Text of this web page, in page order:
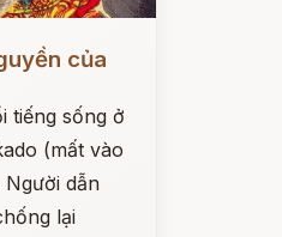
của
tiếng sống ở
(mất vào
dẫn
lại